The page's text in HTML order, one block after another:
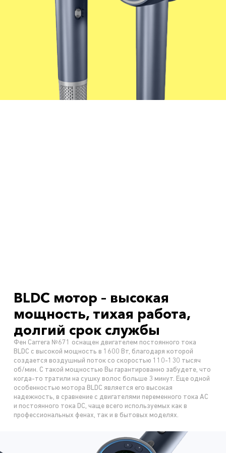
BLDC мотор – высокая
мощность, тихая работа,
долгий срок службы
Фен Carrera №671 оснащен двигателем постоянного тока
BLDC с высокой мощность в 1600 Вт, благодаря которой
создается воздушный поток со скоростью 110-130 тысяч
об/мин. С такой мощностью Вы гарантированно забудете, что
когда-то тратили на сушку волос больше 3 минут. Еще одной
особенностью мотора BLDC является его высокая
надежность, в сравнение с двигателями переменного тока AC
и постоянного тока DC, чаще всего используемых как в
профессиональных фенах, так и в бытовых моделях.